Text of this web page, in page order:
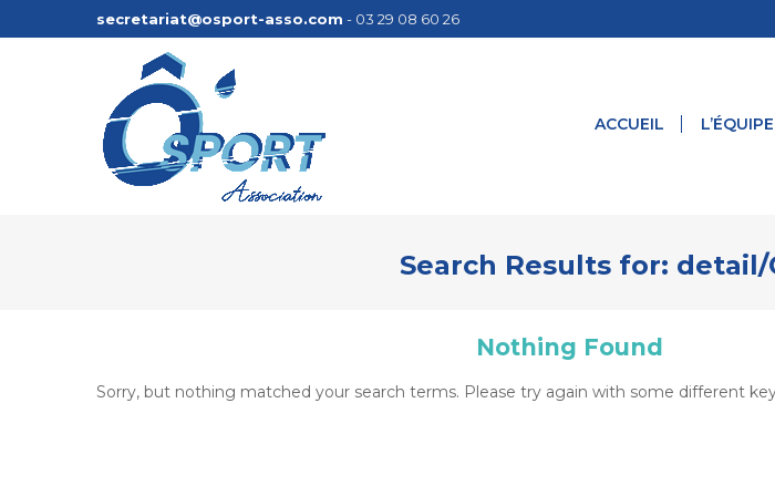
secretariat@osport-asso.com - 03 29 08 60 26
ACCUEIL L’ÉQUIPE
Search Results for: detail/
Nothing Found
Sorry, but nothing matched your search terms. Please try again with some different